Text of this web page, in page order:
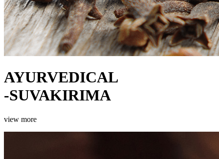
AYURVEDICAL
-SUVAKIRIMA
view more